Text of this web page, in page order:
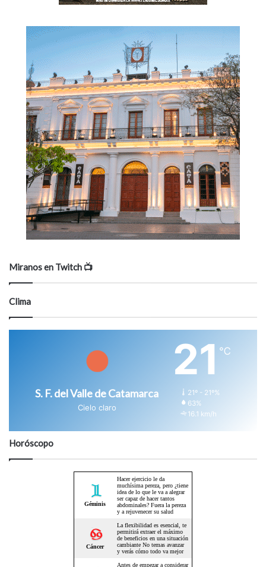
Miranos en Twitch 📺
Clima
S. F. del Valle de Catamarca
Cielo claro
21 ℃
21º - 21º%
63%
16.1 km/h
Horóscopo